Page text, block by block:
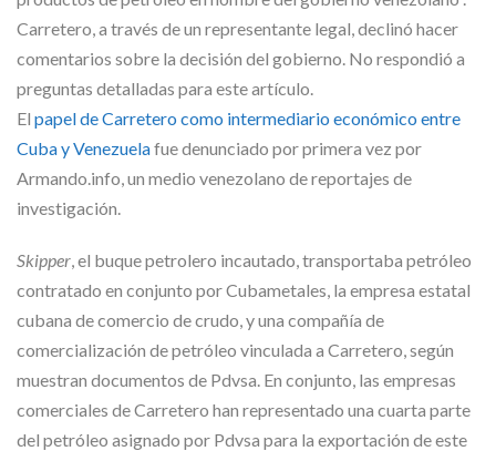
Carretero, a través de un representante legal, declinó hacer
comentarios sobre la decisión del gobierno. No respondió a
preguntas detalladas para este artículo.
El papel de Carretero como intermediario económico entre
Cuba y Venezuelafue denunciado por primera vez por
Armando.info, un medio venezolano de reportajes de
investigación.
Skipper, el buque petrolero incautado, transportaba petróleo
contratado en conjunto por Cubametales, la empresa estatal
cubana de comercio de crudo, y una compañía de
comercialización de petróleo vinculada a Carretero, según
muestran documentos de Pdvsa. En conjunto, las empresas
comerciales de Carretero han representado una cuarta parte
del petróleo asignado por Pdvsa para la exportación de este